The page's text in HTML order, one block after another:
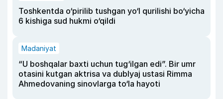
Toshkentda o‘pirilib tushgan yo‘l qurilishi bo‘yicha
6 kishiga sud hukmi o‘qildi
Madaniyat
“U boshqalar baxti uchun tug‘ilgan edi”. Bir umr
otasini kutgan aktrisa va dublyaj ustasi Rimma
Ahmedovaning sinovlarga to‘la hayoti